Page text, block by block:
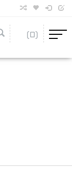
(0)